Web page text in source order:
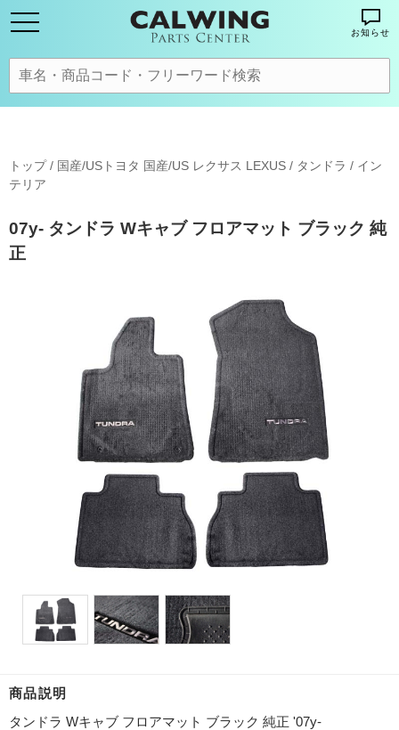
お知らせ
トップ/ 国産/USトヨタ 国産/US レクサス LEXUS / タンドラ / イン
テリア
07y- タンドラ Wキャブ フロアマット ブラック 純
正
商品説明
タンドラ Wキャブ フロアマット ブラック 純正 '07y-